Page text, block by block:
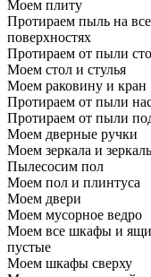
Моем плиту
Протираем пыль на
поверхностях
Протираем от пыли
Моем стол и стулья
Моем раковину и кран
Протираем от пыли
Протираем от пыли
Моем дверные ручки
Моем зеркала и
Пылесосим пол
Моем пол и плинтуса
Моем двери
Моем мусорное ведро
Моем все шкафы и
пустые
Моем шкафы сверху